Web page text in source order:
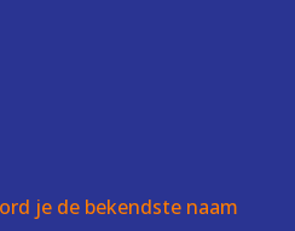
je de bekendste naam